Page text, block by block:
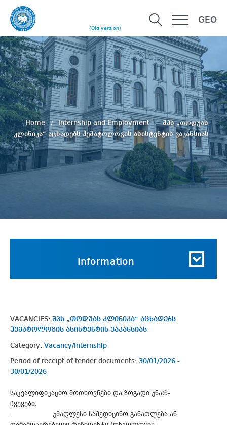
(Old version)
GEO
Home Internship and Employment
შპს „თოდუას
კლინიკა“ აცხადებს ჰემატოლოგის ასისტენტის ვაკანსიას
Information
VACANCIES: შპს „თოდუას კლინიკა“ აცხადებს
ჰემატოლოგის ასისტენტის ვაკანსიას
Category: Vacancy/Internship
Period of receipt of tender documents: 30/01/2026 -
30/01/2026
საკვალიფიკაციო მოთხოვნები და ზოგადი უნარ-
ჩვევები:
· უმაღლესი სამედიცინო განათლება ან